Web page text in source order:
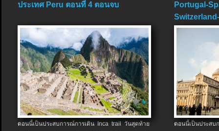
ประเทศ Peru ตอนที่ 4 ตอนจบ
ตอนนี้เป็นประสบการณ์การเดิน Inca trail วันสุดท้าย
Portugal-
ตอนนี้เป็นประส